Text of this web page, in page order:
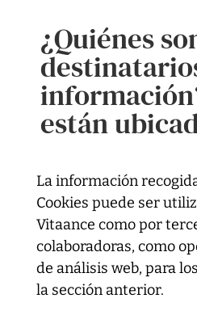
¿Quiénes
están
La información
Cookies puede ser
Vitaance como por
colaboradoras, como
de análisis web, para
la sección anterior.